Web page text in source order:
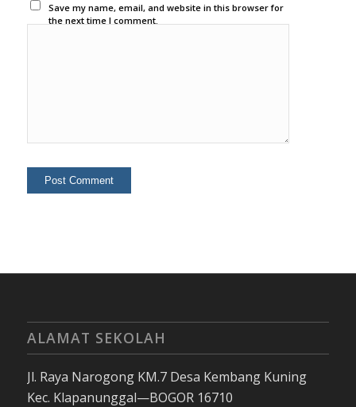
Save my name, email, and website in this browser for
the next time I comment.
ALAMAT SEKOLAH
Jl. Raya Narogong KM.7 Desa Kembang Kuning
Kec. Klapanunggal—BOGOR 16710